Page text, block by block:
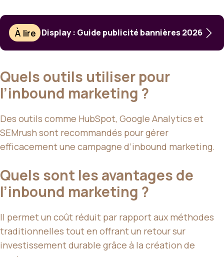
À lire Display : Guide publicité bannières 2026
Quels outils utiliser pour
l’inbound marketing ?
Des outils comme HubSpot, Google Analytics et
SEMrush sont recommandés pour gérer
efficacement une campagne d’inbound marketing.
Quels sont les avantages de
l’inbound marketing ?
Il permet un coût réduit par rapport aux méthodes
traditionnelles tout en offrant un retour sur
investissement durable grâce à la création de